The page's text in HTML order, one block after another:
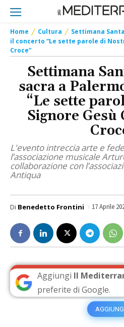
Home Cultura
Settimana
il concerto “Le sette parole di
Croce”
Settimana
sacra a
“Le sette
Signore
L'evento intreccia arte e
l’associazione musicale
collaborazione con
Antiqua
Di Benedetto Frontini 17 Aprile
Aggiungi Il
preferite di Google.